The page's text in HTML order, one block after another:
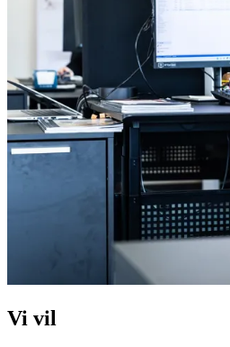
Vi vil